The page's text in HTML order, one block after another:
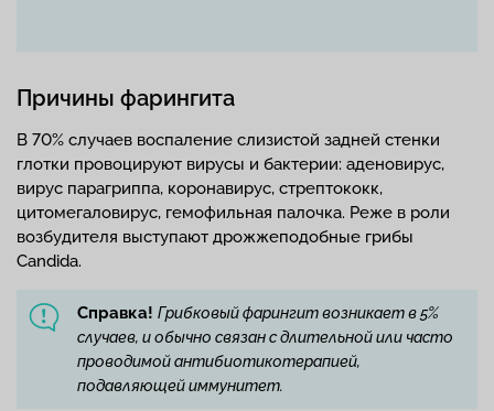
Причины фарингита
В 70% случаев воспаление слизистой задней стенки
глотки провоцируют вирусы и бактерии: аденовирус,
вирус парагриппа, коронавирус, стрептококк,
цитомегаловирус, гемофильная палочка. Реже в роли
возбудителя выступают дрожжеподобные грибы
Candida.
Справка! Грибковый фарингит возникает в 5%
случаев, и обычно связан с длительной или часто
проводимой антибиотикотерапией,
подавляющей иммунитет.